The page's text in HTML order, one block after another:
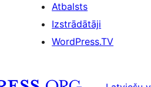
Atbalsts
Izstrādātāji
WordPress.TV